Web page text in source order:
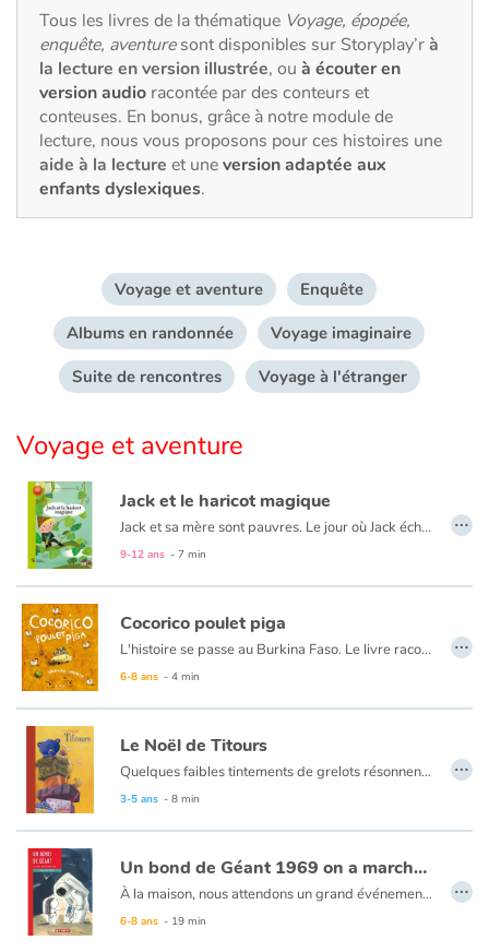
Princesses et princes, rois, reines et dragons
Ogres, monstres et sorcières
Héroïnes et héros
Écologie, nature, saisons
Voyage, épopée, enquête, aventure
Autour du monde
Art, espace, activité
Documentaires
En famille
Quotidien et loisirs
À l'école
Fêtes et évènements
Amour et amitié
Sujets de société
Émotions et sentiments
Tous les livres de la thématique Voyage, épopée,
enquête, aventuresont disponibles sur Storyplay’rà
la lecture en version illustrée, ou à écouter en
version audio racontée par des conteurs et
conteuses. En bonus, grâce à notre module de
lecture, nous vous proposons pour ces histoires une
aide à la lecture et uneversion adaptée aux
enfants dyslexiques.
Voyage et aventure
Enquête
Albums en randonnée
Voyage imaginaire
Suite de rencontres
Voyage à l'étranger
Voyage et aventure
Jack et le haricot magique
Jack et sa mère sont pauvres. Le jour où Jack échange leur chèvre contre six graines de haricots, sa mère se fâche. Mais les graines sont en réalité magiques ! En une seule nuit, elles poussent et forment une immense échelle de verdure, semblable à un haricot géant. Jack grimpe jusqu'à son sommet et, au-delà des nuages, pénètre dans la demeure inquiétante d'un
9-12 ans - 7 min
…
Cocorico poulet piga
L'histoire se passe au Burkina Faso. Le livre raconte les tribulations du poulet Piga que l’on emmène au grand marché de Ouagadougou. Un voyage à travers les pistes colorées et poussiéreuses dans un bus bondé. Découverte de la ville, de ses nombreuses échoppes et de son trafic intense. Arrivé sur le grand marché, Piga comprend qu’il va être vendu, on découvre alors le troc, le marchandage, tous les échanges qui permettent d'être tour à tour vendeur ou acheteur pour subvenir à ses besoins. Piga qui n’a aucune envie de finir en ragoût, réussira à s'échapper de la ville. L’histoire du Poulet Piga est née des notes et croquis emmagasinés lors de plusieurs voyages de l’auteur au Burkina Faso.
6-8 ans - 4 min
…
Le Noël de Titours
Quelques faibles tintements de grelots résonnent encore au loin, puis le silence envahit la pièce... Quenotte découvre alors un ours en peluche qui ne veut pas être un jouet et qui exige sa maman! Notre courageuse souris décide d'accompagner l'ourson pour la retrouver : une grande aventure les attend! Vous ne regarderez plus jamais les étoiles de la même façon...
3-5 ans - 8 min
…
Un bond de Géant 1969 on a marché sur la lune
À la maison, nous attendons un grand événement. Le plus grand de ma vie. Alors, impatiente, j’attends. À l’hôpital, dans la rue, tout le monde attend aussi un grand événement, le visage collé à un écran de télévision. Un homme va marcher sur la Lune. Mais à cette même petite seconde-là, toi aussi tu es arrivé. Là, à travers le hublot de ta chambre, enfin je te vois.
6-8 ans - 19 min
…